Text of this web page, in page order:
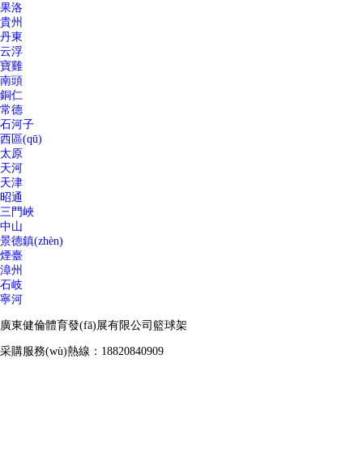
果洛
貴州
丹東
云浮
寶雞
南頭
銅仁
常德
石河子
西區(qū)
太原
天河
天津
昭通
三門峽
中山
景德鎮(zhèn)
煙臺
漳州
石岐
寧河
廣東健倫體育發(fā)展有限公司籃球架
采購服務(wù)熱線：18820840909